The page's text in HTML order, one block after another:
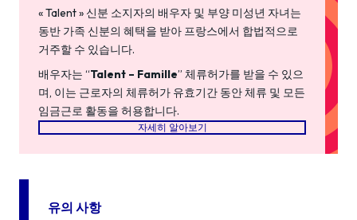
« Talent » 신분 소지자의 배우자 및 부양 미성년 자녀는
동반 가족 신분의 혜택을 받아 프랑스에서 합법적으로
거주할 수 있습니다.
배우자는 “Talent – Famille” 체류허가를 받을 수 있으
며, 이는 근로자의 체류허가 유효기간 동안 체류 및 모든
임금근로 활동을 허용합니다.
자세히 알아보기
유의 사항